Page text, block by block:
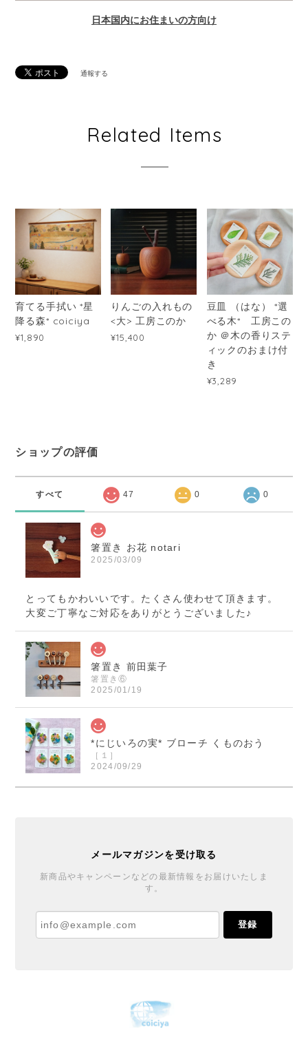
日本国内にお住まいの方向け
通報する
Related Items
育てる手拭い *星
降る森* coiciya
¥1,890
りんごの入れもの
<大> 工房このか
¥15,400
豆皿 （はな） *選
べる木* 工房この
か ＠木の香りステ
ィックのおまけ付
き
¥3,289
ショップの評価
すべて 47 0 0
箸置き お花 notari
2025/03/09
とってもかわいいです。たくさん使わせて頂きます。
大変ご丁寧なご対応をありがとうございました♪
箸置き 前田葉子
箸置き⑥
2025/01/19
*にじいろの実* ブローチ くものおう
［１］
2024/09/29
*にじいろの実* ブローチ くものおう
丁寧で温かい対応と梱包をありがとうございました♪
ブローチもとても可愛くご縁を賜りまして嬉しいで
花器「春待ちうさぎ」 十二月窯
2024/03/16
メールマガジンを受け取る
新商品やキャンペーンなどの最新情報をお届けいたしま
す。
登録